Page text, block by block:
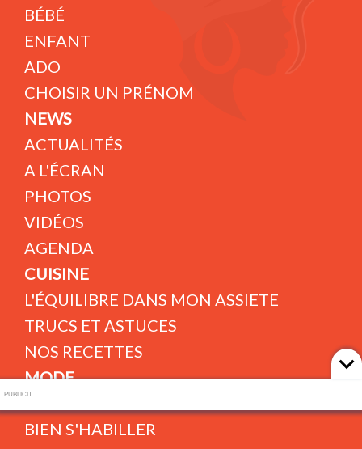
BÉBÉ
ENFANT
ADO
CHOISIR UN PRÉNOM
NEWS
ACTUALITÉS
A L'ÉCRAN
PHOTOS
VIDÉOS
AGENDA
CUISINE
L'ÉQUILIBRE DANS MON ASSIETE
TRUCS ET ASTUCES
NOS RECETTES
MODE
TENDANCES MODE
BIEN S'HABILLER
PUBLICIT